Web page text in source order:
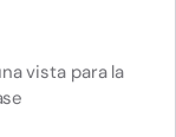
vista para la